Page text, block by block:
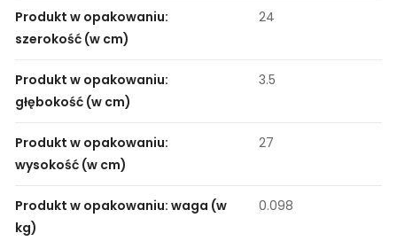
Produkt w opakowaniu:
szerokość (w cm)
24
Produkt w opakowaniu:
głębokość (w cm)
3.5
Produkt w opakowaniu:
wysokość (w cm)
27
Produkt w opakowaniu: waga (w
kg)
0.098